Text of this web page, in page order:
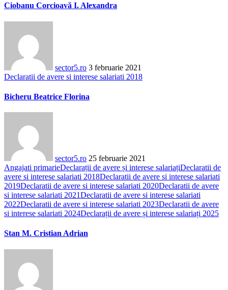
Ciobanu Corcioavă I. Alexandra
sector5.ro 3 februarie 2021
Declaratii de avere si interese salariati 2018
Bicheru Beatrice Florina
sector5.ro 25 februarie 2021
Angajati primarieDeclarații de avere și interese salariațiDeclaratii de
avere si interese salariati 2018Declaratii de avere si interese salariati
2019Declaratii de avere si interese salariati 2020Declaratii de avere
si interese salariati 2021Declaratii de avere si interese salariati
2022Declaratii de avere si interese salariati 2023Declaratii de avere
si interese salariati 2024Declarații de avere și interese salariați 2025
Stan M. Cristian Adrian